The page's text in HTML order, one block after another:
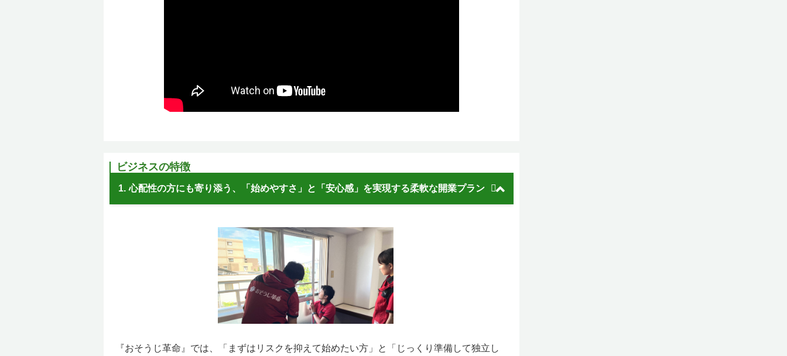
ビジネスの特徴
1. 心配性の方にも寄り添う、「始めやすさ」と「安心感」を実現する柔軟な開業プラン
『おそうじ革命』では、「まずはリスクを抑えて始めたい方」と「じっくり準備して独立し